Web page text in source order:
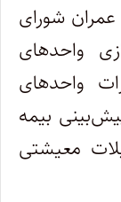
شورای
واحدهای
واحدهای
بیمه
معیشتی